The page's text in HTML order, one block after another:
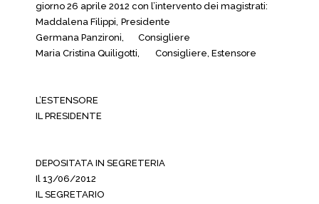
giorno 26 aprile 2012 con l’intervento dei magistrati:
Maddalena Filippi, Presidente
Germana Panzironi,
Consigliere
Maria Cristina Quiligotti,
Consigliere, Estensore
L’ESTENSORE
IL PRESIDENTE
DEPOSITATA IN SEGRETERIA
Il 13/06/2012
IL SEGRETARIO